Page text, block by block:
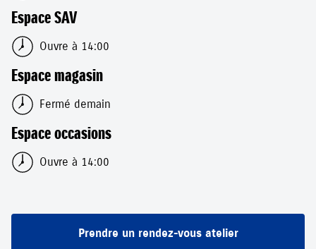
Espace SAV
Ouvre à 14:00
Espace magasin
Fermé demain
Espace occasions
Ouvre à 14:00
Prendre un rendez-vous atelier